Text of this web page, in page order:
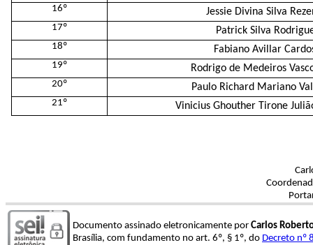
16º Jessie Divina Silva
17º Patrick Silva
18º Fabiano Avillar
19º Rodrigo de Medeiros
20º Paulo Richard Mariano
21º Vinicius Ghouther Tirone
Documento assinado eletronicamente por Carlos
Brasília, com fundamento no art. 6º, § 1º, do Decreto nº